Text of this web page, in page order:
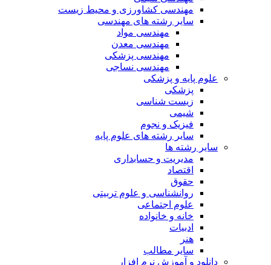
مهندسی کشاورزی و محیط زیست
سایر رشته های مهندسی
مهندسی مواد
مهندسی معدن
مهندسی پزشکی
مهندسی نساجی
علوم پایه و پزشکی
پزشکی
زیست شناسی
شیمی
فیزیک و نجوم
سایر رشته های علوم پایه
سایر رشته ها
مدیریت و حسابداری
اقتصاد
حقوق
روانشناسی و علوم تربیتی
علوم اجتماعی
خانه و خانواده
ادبیات
هنر
سایر مطالب
دانلود و آموزش نرم افزار